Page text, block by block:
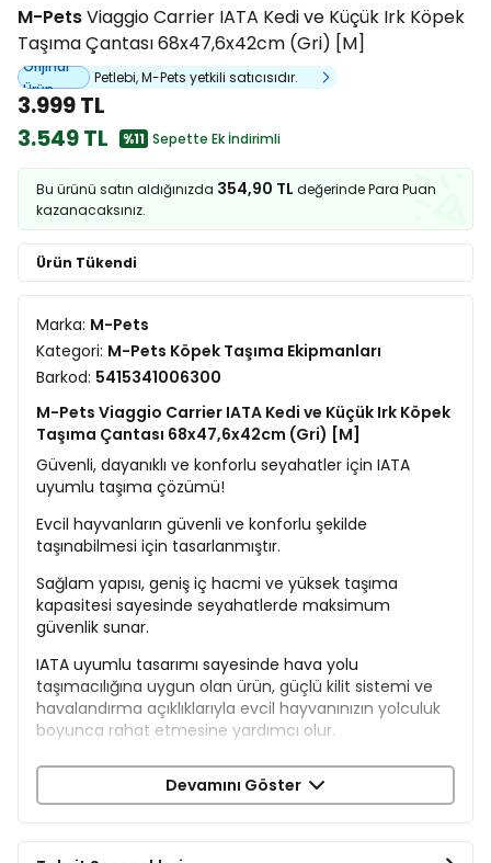
M-PetsViaggio Carrier IATA Kedi ve Küçük Irk Köpek
Taşıma Çantası 68x47,6x42cm (Gri) [M]
Orijinal
Ürün
Petlebi, M-Pets yetkili satıcısıdır.
3.999 TL
3.549 TL
%11 Sepette Ek İndirimli
Bu ürünü satın aldığınızda 354,90 TL değerinde Para Puan
kazanacaksınız.
Ürün Tükendi
Marka: M-Pets
Kategori: M-Pets Köpek Taşıma Ekipmanları
Barkod: 5415341006300
M-Pets Viaggio Carrier IATA Kedi ve Küçük Irk Köpek
Taşıma Çantası 68x47,6x42cm (Gri) [M]
Güvenli, dayanıklı ve konforlu seyahatler için IATA
uyumlu taşıma çözümü!
Evcil hayvanların güvenli ve konforlu şekilde
taşınabilmesi için tasarlanmıştır.
Sağlam yapısı, geniş iç hacmi ve yüksek taşıma
kapasitesi sayesinde seyahatlerde maksimum
güvenlik sunar.
IATA uyumlu tasarımı sayesinde hava yolu
taşımacılığına uygun olan ürün, güçlü kilit sistemi ve
havalandırma açıklıklarıyla evcil hayvanınızın yolculuk
boyunca rahat etmesine yardımcı olur.
Şık siyah-gri renk kombinasyonu ve dayanıklı
malzemesiyle uzun yıllar kullanım sunar.
Devamını Göster